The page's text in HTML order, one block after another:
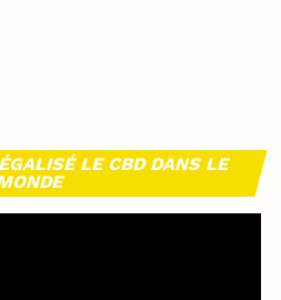
LE CBD DANS LE